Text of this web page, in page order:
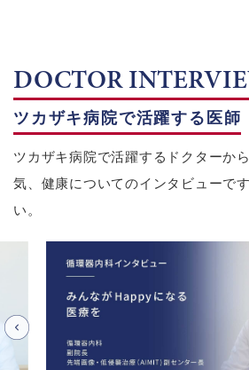
DOCTOR
ツカザキ病院で活躍する医師
ツカザキ病院で活躍するドクターか
気、健康についてのインタビューで
い。